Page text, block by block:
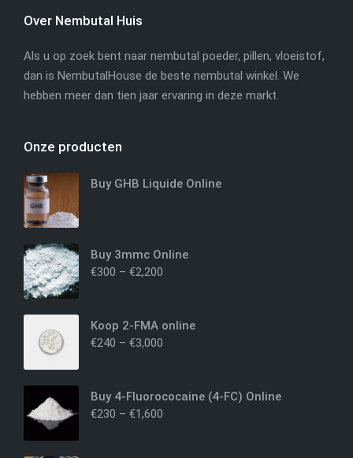
Over Nembutal Huis
Als u op zoek bent naar nembutal poeder, pillen, vloeistof,
dan is NembutalHouse de beste nembutal winkel. We
hebben meer dan tien jaar ervaring in deze markt.
Onze producten
Buy GHB Liquide Online
Buy 3mmc Online
€300 – €2,200
Koop 2-FMA online
€240 – €3,000
Buy 4-Fluorococaine (4-FC) Online
€230 – €1,600